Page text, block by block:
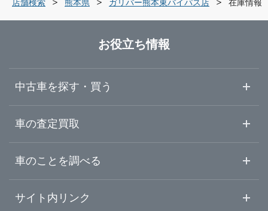
ガリバー熊本インター店
ガリバー熊本清水バイパス店
ガリバー熊本八代店
ガリバー人吉サンロードシティー店
熊本・宇城・県央
八代・球磨・県南
大分県
宮崎県
鹿児島県
店舗検索 熊本県 ガリバー熊本東バイパス店 在庫情報
お役立ち情報
中古車を探す・買う
中古車情報・中古車検索
初めての中古車購入ガイド
車の査定買取
車査定・車買取ならガリバー
車のことを調べる
車初心者まとめ
サイト内リンク